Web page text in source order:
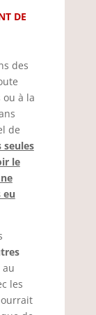
DE
des
à la
de
seules
le
eu
au
les